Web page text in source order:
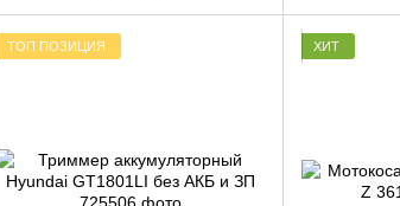
ТОП ПОЗИЦИЯ ХИТ